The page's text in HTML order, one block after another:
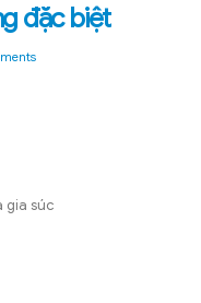
đặc biệt
gia súc